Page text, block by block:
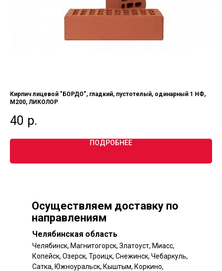
Кирпич лицевой "БОРДО", гладкий, пустотелый, одинарный 1 НФ,
М200, ЛИКОЛОР
40 р.
ПОДРОБНЕЕ
Челябинская область
Осуществляем доставку по
направлениям
Челябинск, Магнитогорск, Златоуст, Миасс,
Копейск, Озерск, Троицк, Снежинск, Чебаркуль,
Сатка, Южноуральск, Кыштым, Коркино,